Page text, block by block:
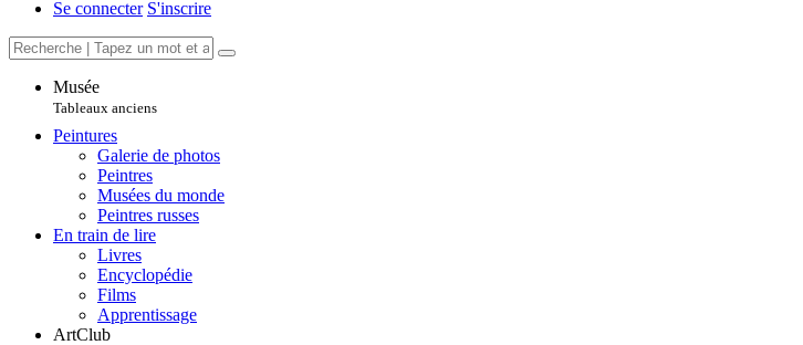
Se connecter S'inscrire
Musée
Tableaux anciens
Peintures
Galerie de photos
Peintres
Musées du monde
Peintres russes
En train de lire
Livres
Encyclopédie
Films
Apprentissage
ArtClub